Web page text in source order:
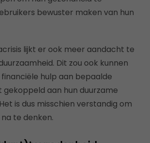
bewuster maken van hun
lijkt er ook meer aandacht te
Dit zou ook kunnen
hulp aan bepaalde
aan hun duurzame
is dus misschien verstandig om
te denken.